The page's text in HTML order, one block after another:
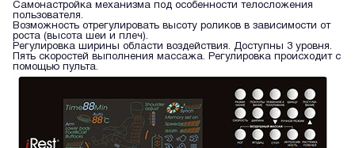
Самонастройка механизма под особенности телосложения
пользователя.
Возможность отрегулировать высоту роликов в зависимости от
роста (высота шеи и плеч).
Регулировка ширины области воздействия. Доступны 3 уровня.
Пять скоростей выполнения массажа. Регулировка происходит с
помощью пульта.